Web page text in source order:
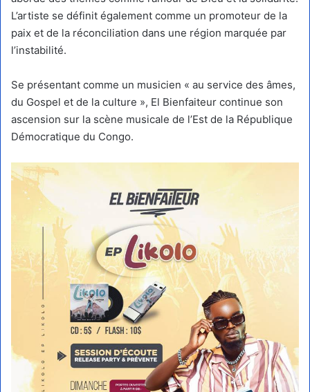
L’artiste se définit également comme un promoteur de la
paix et de la réconciliation dans une région marquée par
l’instabilité.
Se présentant comme un musicien « au service des âmes,
du Gospel et de la culture », El Bienfaiteur continue son
ascension sur la scène musicale de l’Est de la République
Démocratique du Congo.